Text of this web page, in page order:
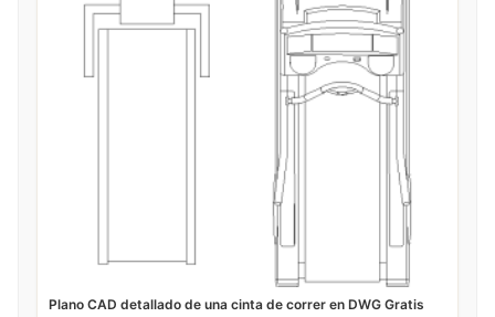
Plano CAD detallado de una cinta de correr en DWG Gratis